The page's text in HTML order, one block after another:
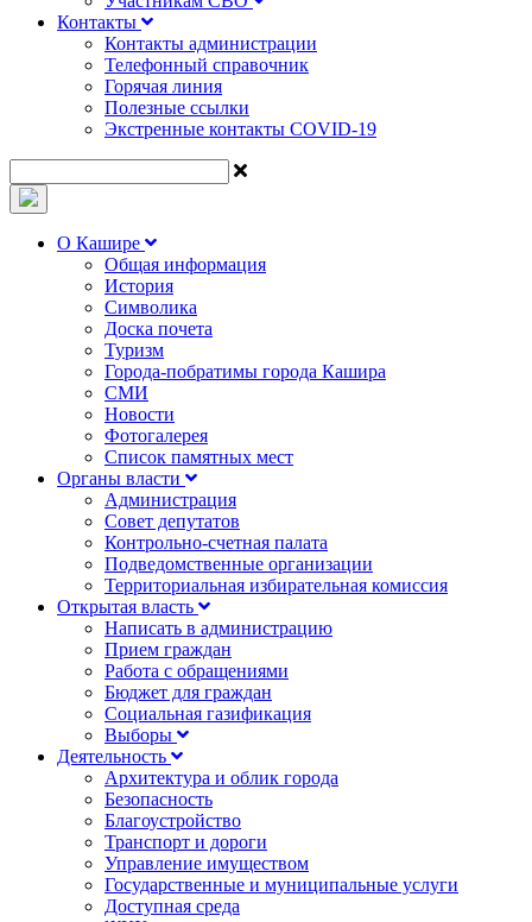
Контакты
Контакты администрации
Телефонный справочник
Горячая линия
Полезные ссылки
Экстренные контакты COVID-19
О Кашире
Общая информация
История
Символика
Доска почета
Туризм
Города-побратимы города Кашира
СМИ
Новости
Фотогалерея
Список памятных мест
Органы власти
Администрация
Совет депутатов
Контрольно-счетная палата
Подведомственные организации
Территориальная избирательная комиссия
Открытая власть
Написать в администрацию
Прием граждан
Работа с обращениями
Бюджет для граждан
Социальная газификация
Выборы
Деятельность
Архитектура и облик города
Безопасность
Благоустройство
Транспорт и дороги
Управление имуществом
Государственные и муниципальные услуги
Доступная среда